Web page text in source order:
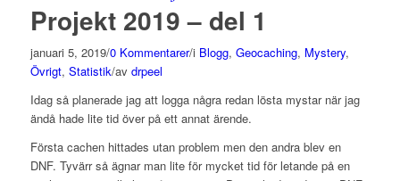
Projekt 2019 – del 1
januari 5, 2019/0 Kommentarer/i Blogg, Geocaching, Mystery,
Övrigt, Statistik/av drpeel
Idag så planerade jag att logga några redan lösta mystar när jag
ändå hade lite tid över på ett annat ärende.
Första cachen hittades utan problem men den andra blev en
DNF. Tyvärr så ägnar man lite för mycket tid för letande på en